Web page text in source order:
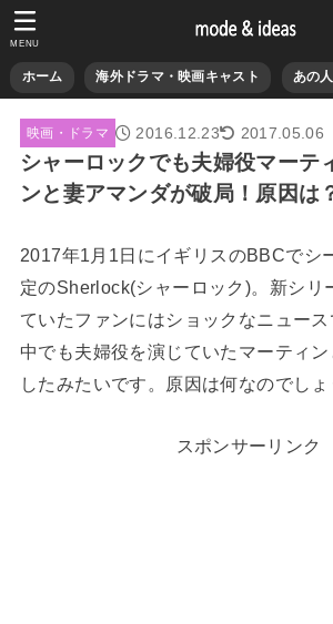
ホーム 海外ドラマ・映画キャスト あの
MENU
映画・ドラマ 2016.12.23 2017.05.06
シャーロックでも夫婦役マーテ
ンと妻アマンダが破局！原因は
2017年1月1日にイギリスのBBCでシ
定のSherlock(シャーロック)。新シリ
ていたファンにはショックなニュー
中でも夫婦役を演じていたマーティ
したみたいです。原因は何なのでしょ
スポンサーリンク